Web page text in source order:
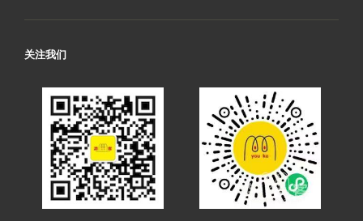
关注我们